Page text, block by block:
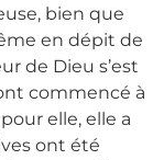
bien que
en dépit de
de Dieu s’est
commencé à
elle, elle a
ont été